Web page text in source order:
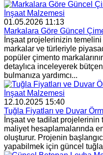
İnşaat Malzemesi
01.05.2026 11:13
Markalara Göre Güncel
İnşaat projelerinizin
markalar ve türleriyle
popüler çimento
detaylıca inceleyerek
bulmanıza yardımcı...
İnşaat Malzemesi
12.10.2025 15:40
Tuğla Fiyatları ve Duvar
İnşaat ve tadilat projelerinin
maliyet hesaplamalarında
oluşturur. Projenin
yapabilmek için güncel